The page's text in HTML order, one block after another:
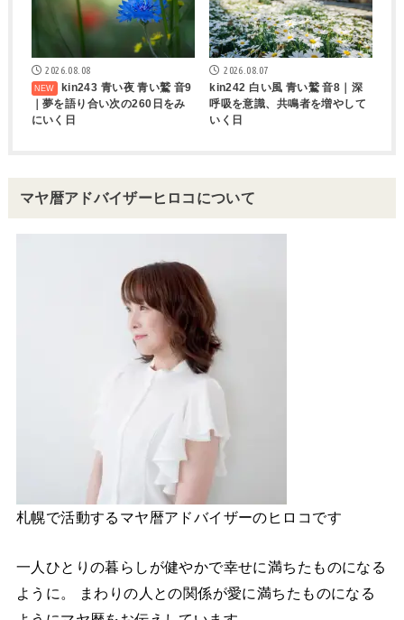
2026.08.08
kin243 青い夜 青い鷲 音9
｜夢を語り合い次の260日をみ
にいく日
2026.08.07
kin242 白い風 青い鷲 音8｜深
呼吸を意識、共鳴者を増やして
いく日
マヤ暦アドバイザーヒロコについて
札幌で活動するマヤ暦アドバイザーのヒロコです
一人ひとりの暮らしが健やかで幸せに満ちたものになる
ように。 まわりの人との関係が愛に満ちたものになる